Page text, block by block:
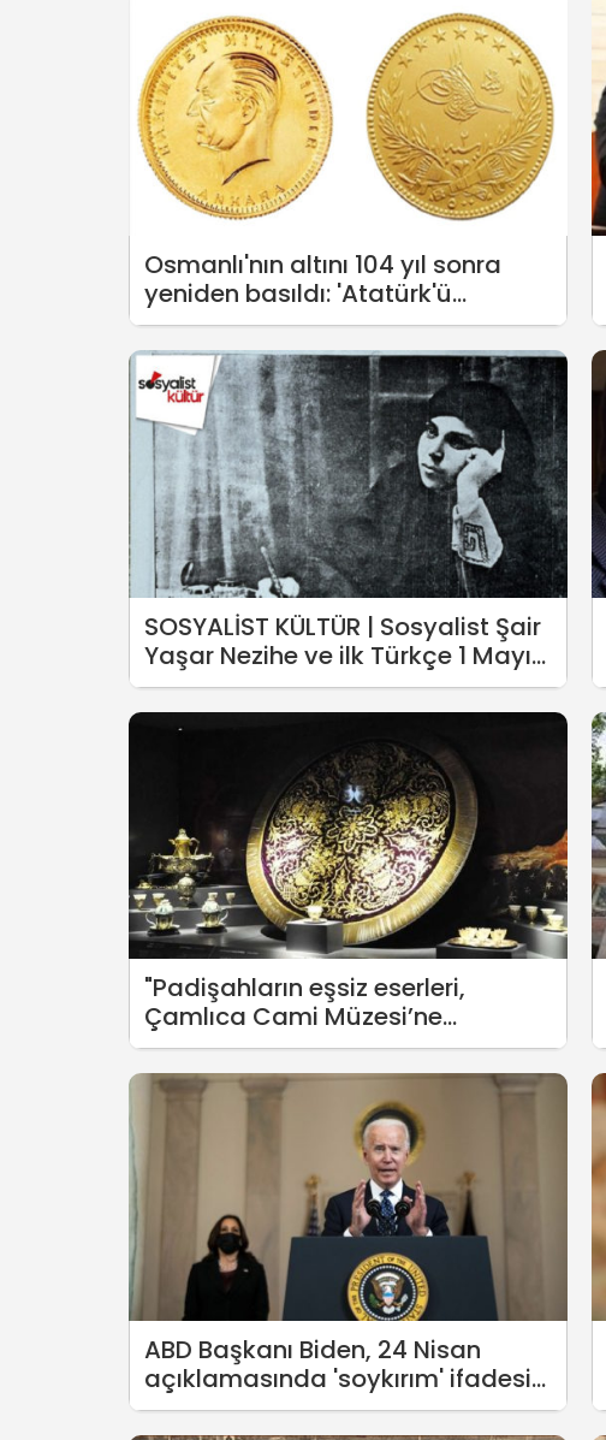
Osmanlı'nın altını 104 yıl sonra
yeniden basıldı: 'Atatürk'ü
istemiyorlar'
SOSYALİST KÜLTÜR | Sosyalist Şair
Yaşar Nezihe ve ilk Türkçe 1 Mayıs
şiiri
"Padişahların eşsiz eserleri,
Çamlıca Cami Müzesi’ne
nakledilmek isteniyor"
ABD Başkanı Biden, 24 Nisan
açıklamasında 'soykırım' ifadesini
kullandı